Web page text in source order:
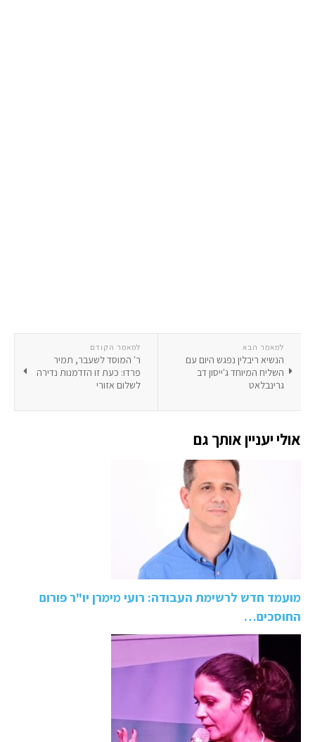
למאמר הקודם
ר' המוסד לשעבר, תמיר
פרדו: כעת זו הזדמנות נדירה
לשלום אזורי
למאמר הבא
הנשיא ריבלין נפגש היום עם
השליח המיוחד ג'ייסון דב
גרינבלאט
אולי יעניין אותך גם
מועמד חדש לרשימת העבודה: רועי מימרן יו"ר פורום
החוסכים…